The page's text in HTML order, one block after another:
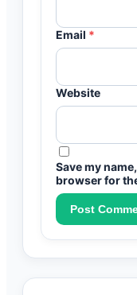
Email *
Website
Save my
browser for